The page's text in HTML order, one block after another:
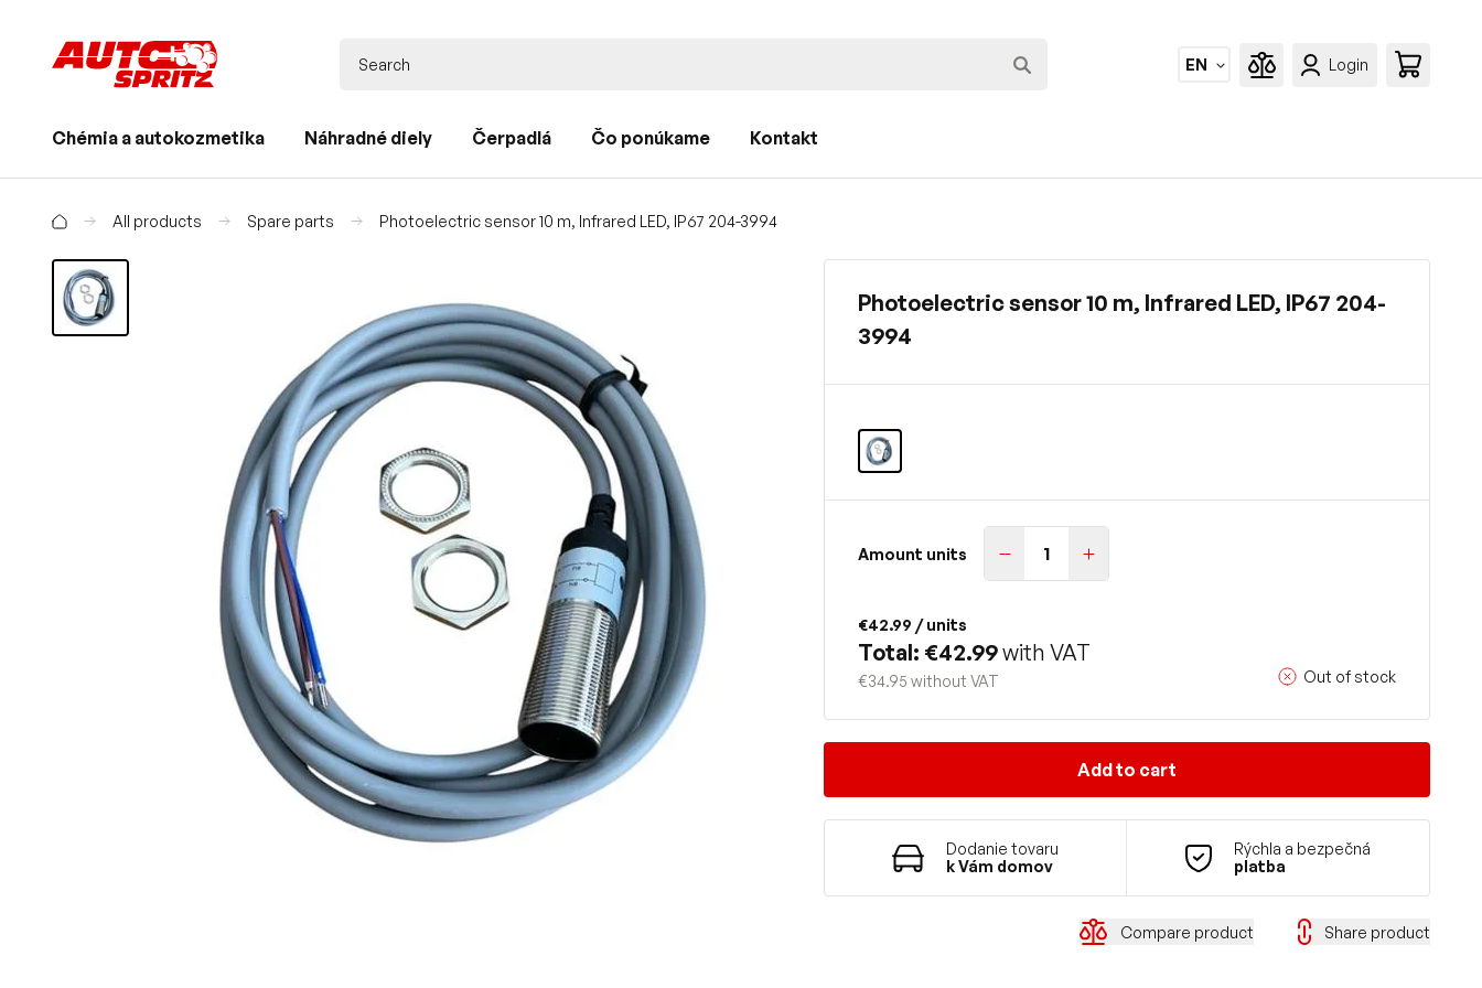
EN Login
Chémia a autokozmetika Náhradné diely Čerpadlá Čo ponúkame Kontakt
All products Spare parts Photoelectric sensor 10 m, Infrared LED, IP67 204-3994
Photoelectric sensor 10 m, Infrared LED, IP67 204-
3994
Amount units
€42.99 / units
Total: €42.99with VAT
€34.95 without VAT Out of stock
Add to cart
Dodanie tovaru
k Vám domov
Rýchla a bezpečná
platba
Compare product Share product